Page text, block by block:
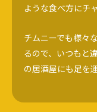
ような食べ方にチ
チムニーでも様々
るので、いつもと
の居酒屋にも足を